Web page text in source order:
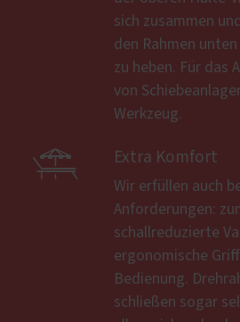
sich zusammen
den Rahmen
zu heben. Für das
von
Werkzeug.
 Extra Komfort
Wir erfüllen auch
Anforderungen:
schallreduzierte
ergonomische
Bedienung.
schließen sogar